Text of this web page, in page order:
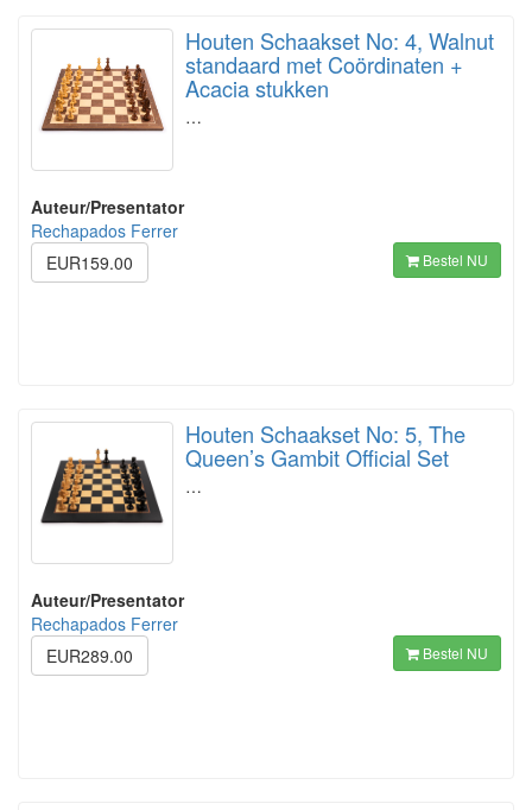
Houten Schaakset No: 4, Walnut
standaard met Coördinaten +
Acacia stukken
…
Auteur/Presentator
Rechapados Ferrer
EUR159.00
Bestel NU
Houten Schaakset No: 5, The
Queen’s Gambit Official Set
…
Auteur/Presentator
Rechapados Ferrer
EUR289.00
Bestel NU